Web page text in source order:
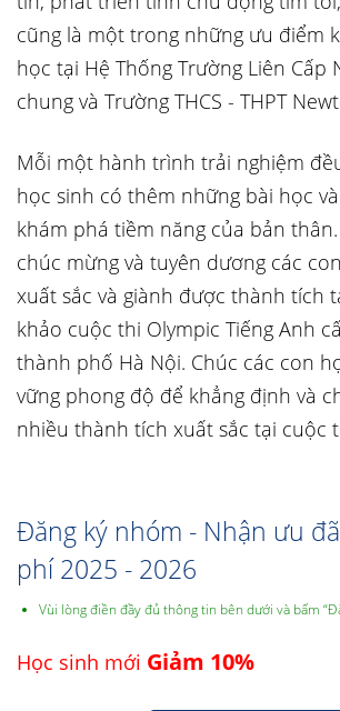
cũng là một trong những ưu điểm
học tại Hệ Thống Trường Liên Cấp
chung và Trường THCS - THPT
Mỗi một hành trình trải nghiệm
học sinh có thêm những bài học
khám phá tiềm năng của bản
chúc mừng và tuyên dương các
xuất sắc và giành được thành tích
khảo cuộc thi Olympic Tiếng Anh
thành phố Hà Nội. Chúc các con
vững phong độ để khẳng định và
nhiều thành tích xuất sắc tại cuộc
Đăng ký nhóm - Nhận ưu
phí 2025 - 2026
Vùi lòng điền đầy đủ thông tin bên dưới và bấm
Học sinh mới Giảm 10%